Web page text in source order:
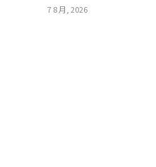
7 8 月, 2026